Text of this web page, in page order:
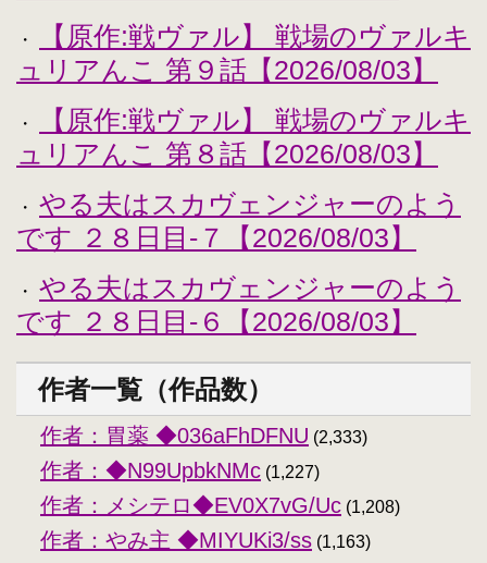
・
【原作:戦ヴァル】 戦場のヴァルキ
ュリアんこ 第９話【2026/08/03】
・
【原作:戦ヴァル】 戦場のヴァルキ
ュリアんこ 第８話【2026/08/03】
・
やる夫はスカヴェンジャーのよう
です ２８日目-７【2026/08/03】
・
やる夫はスカヴェンジャーのよう
です ２８日目-６【2026/08/03】
作者一覧（作品数）
作者：胃薬 ◆036aFhDFNU (2,333)
作者：◆N99UpbkNMc (1,227)
作者：メシテロ◆EV0X7vG/Uc (1,208)
作者：やみ主 ◆MIYUKi3/ss (1,163)